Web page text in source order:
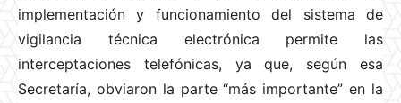
implementación y funcionamiento del sistema de
vigilancia técnica electrónica permite las
interceptaciones telefónicas, ya que, según esa
Secretaría, obviaron la parte “más importante” en la